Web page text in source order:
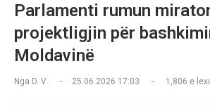
Parlamenti rumun
projektligjin për
Moldavinë
Nga D. V. 25.06.2026 17:03 1,806 e